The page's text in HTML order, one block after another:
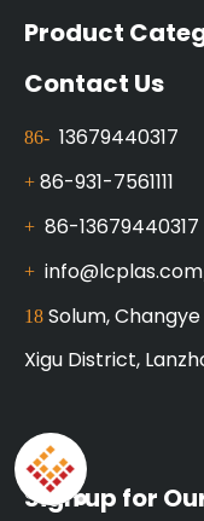
Product
Contact Us
86- 13679440317
+ 86-931-7561111
+ 86-13679440317
+ info@lcplas.com
18 Solum, Changye
Xigu District,
Sign up for